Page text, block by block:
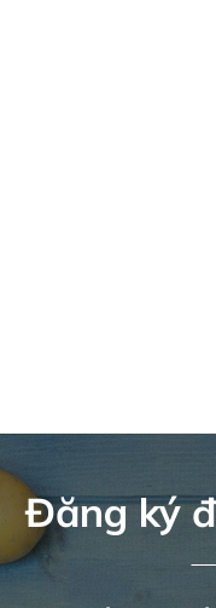
Đăng ký